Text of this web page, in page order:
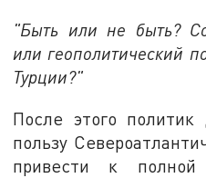
"Быть или не быть?
или геополитический
Турции?"
После этого
пользу
привести к